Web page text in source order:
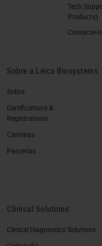
Products)
Contacte-
Sobre a Leica Biosystems
Sobre
Certifications &
Registrations
Carreiras
Parcerias
Clinical Solutions
Clinical Diagnostics Solutions